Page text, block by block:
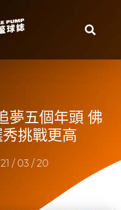
夢五個年頭 佛
挑戰更高
/ 03 / 20